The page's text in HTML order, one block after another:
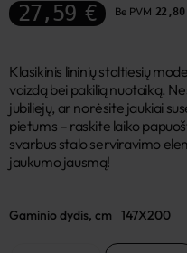
27,59 € Be PVM 22,80
Klasikinis lininių staltiesių
vaizdą bei pakilią nuotaiką.
jubiliejų, ar norėsite jaukiai
pietums – raskite laiko
svarbus stalo serviravimo
jaukumo jausmą!
Gaminio dydis, cm 147X200